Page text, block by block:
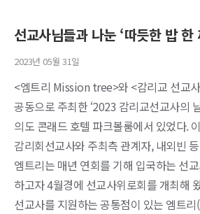
선교사님들과 나눈 ‘따듯한 밥 한
2023년 05월 31일
<엠트리 Mission tree>와 <감리교 선교
공동으로 주최한 ‘2023 감리교선교사의
의도 콘래드 호텔 파크볼룸에서 있었다.
감리회선교사와 주최측 관계자, 내외빈
엠트리는 매년 연회를 기해 입국하는 선
하고자 4월경에 선교사위로회를 개최해
선교사를 지원하는 공통점이 있는 엠트